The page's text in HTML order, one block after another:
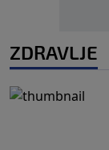
ZDRAVLJE